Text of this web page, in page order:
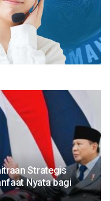
Strategis
Nyata bagi